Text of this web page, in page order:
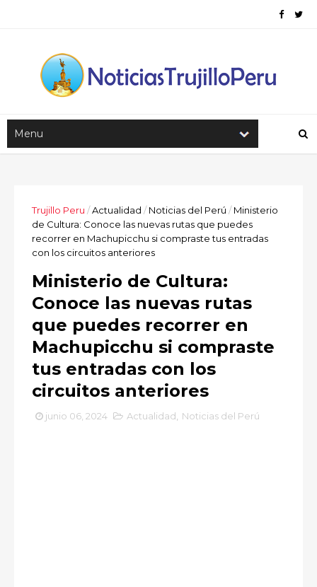
Trujillo Peru /Actualidad / Noticias del Perú / Ministerio
de Cultura: Conoce las nuevas rutas que puedes
recorrer en Machupicchu si compraste tus entradas
con los circuitos anteriores
Ministerio de Cultura:
Conoce las nuevas rutas
que puedes recorrer en
Machupicchu si compraste
tus entradas con los
circuitos anteriores
junio 06, 2024 Actualidad Noticias del Perú